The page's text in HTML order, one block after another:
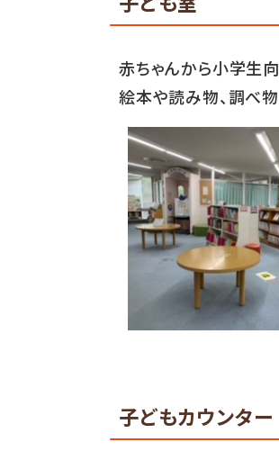
赤ちゃんから小学生
絵本や読み物、調べ
子どもカウンター